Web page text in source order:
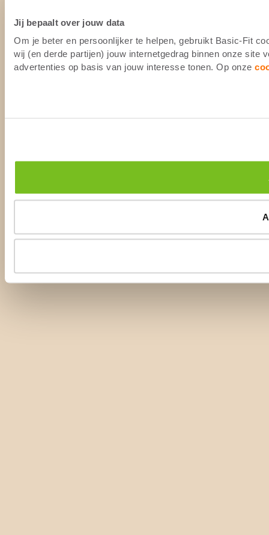
Jij bepaalt over jouw data
Om je beter en persoonlijker te helpen, gebruikt Basic-Fit
wij (en derde partijen) jouw internetgedrag binnen onze site
advertenties op basis van jouw interesse tonen. Op onze